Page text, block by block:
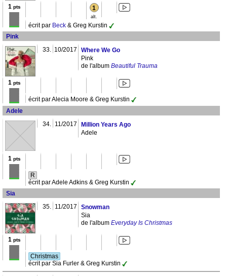
1 pts 1
alt.
écrit par Beck & Greg Kurstin
Pink
33. 10/2017
Where We Go
Pink
de l'album Beautiful Trauma
1 pts
écrit par Alecia Moore & Greg Kurstin
Adele
34. 11/2017
Million Years Ago
Adele
1 pts
R
écrit par Adele Adkins & Greg Kurstin
Sia
35. 11/2017
Snowman
Sia
de l'album Everyday Is Christmas
1 pts
Christmas
écrit par Sia Furler & Greg Kurstin